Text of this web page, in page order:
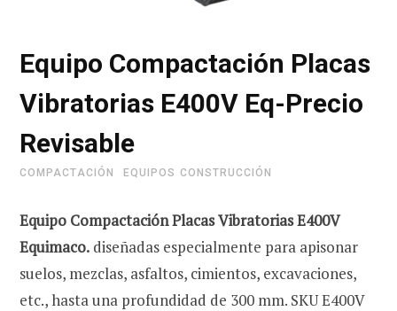
t
d
Equipo Compactación Placas
Vibratorias E400V Eq-Precio
Revisable
COMPACTACIÓN EQUIPOS CONSTRUCCIÓN
Equipo Compactación Placas Vibratorias E400V
Equimaco. diseñadas especialmente para apisonar
suelos, mezclas, asfaltos, cimientos, excavaciones,
etc., hasta una profundidad de 300 mm. SKU E400V